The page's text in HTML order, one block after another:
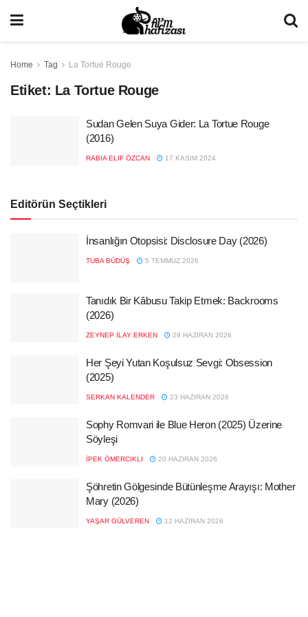
Home Tag La Tortue Rouge
Etiket: La Tortue Rouge
Sudan Gelen Suya Gider: La Tortue Rouge
(2016)
RABIA ELIF ÖZCAN 17 KASIM 2024
Editörün Seçtikleri
İnsanlığın Otopsisi: Disclosure Day (2026)
TUBA BÜDÜŞ 5 TEMMUZ 2026
Tanıdık Bir Kâbusu Takip Etmek: Backrooms
(2026)
ZEYNEP İLAY ERKEN 29 HAZIRAN 2026
Her Şeyi Yutan Koşulsuz Sevgi: Obsession
(2025)
SERKAN KALENDER 23 HAZIRAN 2026
Sophy Romvari ile Blue Heron (2025) Üzerine
Söyleşi
İPEK ÖMERCIKLI 20 HAZIRAN 2026
Şöhretin Gölgesinde Bütünleşme Arayışı: Mother
Mary (2026)
YAŞAR GÜLVEREN 12 HAZIRAN 2026